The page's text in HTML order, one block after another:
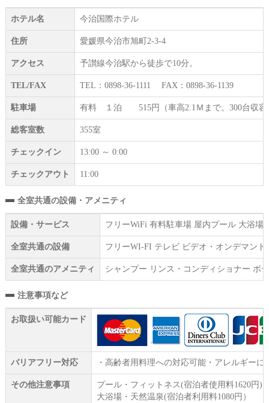
ホテル名 今治国際ホテル
住所 愛媛県今治市旭町2-3-4
アクセス 予讃線今治駅から徒歩で10分。
TEL/FAX TEL：0898-36-1111 FAX：0898-36-1139
駐車場 有料 １泊 515円（車高2.1Ｍまで。300台収容
総客室数 355室
チェックイン 13:00 ～ 0:00
チェックアウト 11:00
全室共通の設備・アメニティ
設備・サービス フリーWiFi 有料駐車場 屋内プール 大浴
全室共通の設備 フリーWI‐FI テレビ ビデオ・オンデマン
全室共通のアメニティ シャンプー リンス・コンディショナー ボ
注意事項など
お取扱い可能カード
バリアフリー対応 ・高齢者用料理への対応可能・アレルギー
その他注意事項
プール・フィットネス(宿泊者使用料1620円
大浴場・天然温泉(宿泊者利用料1080円）